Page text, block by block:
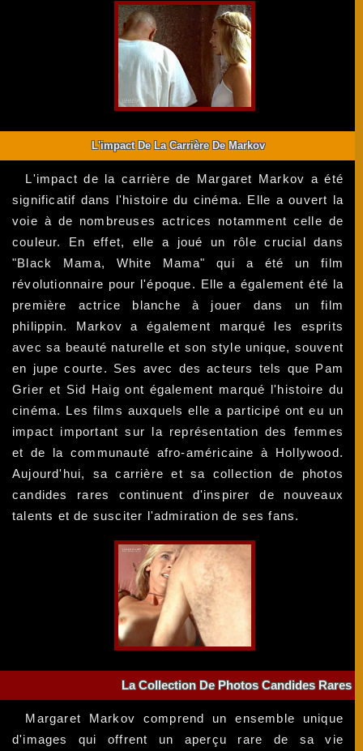
L'impact De La Carrière De Markov
L'impact de la carrière de Margaret Markov a été
significatif dans l'histoire du cinéma. Elle a ouvert la
voie à de nombreuses actrices notamment celle de
couleur. En effet, elle a joué un rôle crucial dans
"Black Mama, White Mama" qui a été un film
révolutionnaire pour l'époque. Elle a également été la
première actrice blanche à jouer dans un film
philippin. Markov a également marqué les esprits
avec sa beauté naturelle et son style unique, souvent
en jupe courte. Ses avec des acteurs tels que Pam
Grier et Sid Haig ont également marqué l'histoire du
cinéma. Les films auxquels elle a participé ont eu un
impact important sur la représentation des femmes
et de la communauté afro-américaine à Hollywood.
Aujourd'hui, sa carrière et sa collection de photos
candides rares continuent d'inspirer de nouveaux
talents et de susciter l'admiration de ses fans.
La Collection De Photos Candides Rares
Margaret Markov comprend un ensemble unique
d'images qui offrent un aperçu rare de sa vie